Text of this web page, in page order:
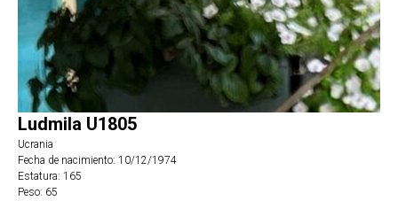
Ludmila U1805
Ucrania
Fecha de nacimiento: 10/12/1974
Estatura: 165
Peso: 65